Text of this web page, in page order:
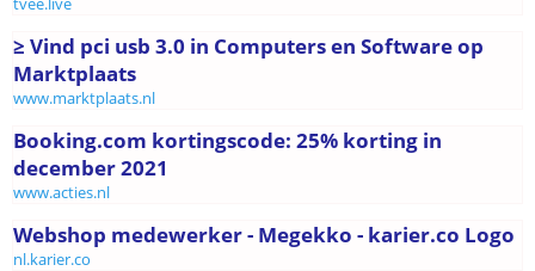
≥ Vind pci usb 3.0 in Computers en Software op
Marktplaats
www.marktplaats.nl
Booking.com kortingscode: 25% korting in
december 2021
www.acties.nl
Webshop medewerker - Megekko - karier.co Logo
nl.karier.co